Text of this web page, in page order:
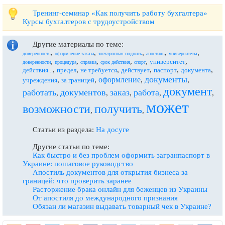
Тренинг-семинар «Как получить работу бухгалтера»
Курсы бухгалтеров с трудоустройством
Другие материалы по теме:
доверенность, оформление заказа, электронная подпись, апостиль, университеты,
доверенности, процедура, справка, срок действия, спорт, университет,
действия..., предел, не требуется, действует, паспорт, документа,
учреждения, за границей, оформление, документы,
работать, документов, заказ, работа, документ,
возможности, получить, может
Статьи из раздела: На досуге
Другие статьи по теме:
Как быстро и без проблем оформить загранпаспорт в
Украине: пошаговое руководство
Апостиль документов для открытия бизнеса за
границей: что проверить заранее
Расторжение брака онлайн для беженцев из Украины
От апостиля до международного признания
Обязан ли магазин выдавать товарный чек в Украине?